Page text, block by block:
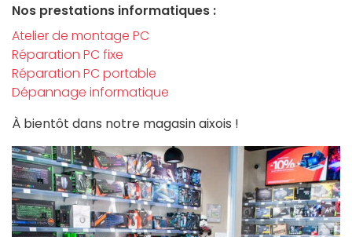
Nos prestations informatiques :
Atelier de montage PC
Réparation PC fixe
Réparation PC portable
Dépannage informatique
À bientôt dans notre magasin aixois !